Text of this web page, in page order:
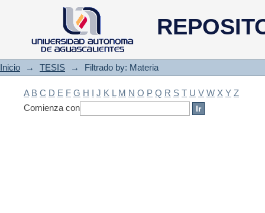
Filtrado by: Materia
Inicio → TESIS → Filtrado by: Materia
A B C D E F G H I J K L M N O P Q R S T U V W X Y Z
Comienza con